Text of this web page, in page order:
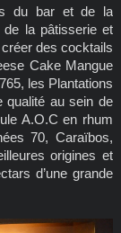
du bar et de la
de la pâtisserie et
des cocktails
Cake Mangue
les Plantations
qualité au sein de
A.O.C en rhum
70, Caraïbos,
origines et
d’une grande